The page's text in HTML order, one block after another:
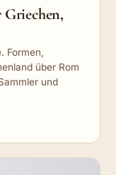
Griechen,
Formen,
über Rom
und